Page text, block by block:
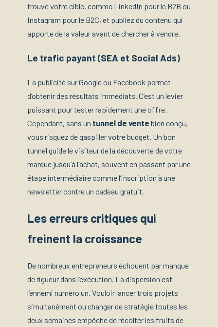
trouve votre cible, comme LinkedIn pour le B2B ou
Instagram pour le B2C, et publiez du contenu qui
apporte de la valeur avant de chercher à vendre.
Le trafic payant (SEA et Social Ads)
La publicité sur Google ou Facebook permet
d’obtenir des résultats immédiats. C’est un levier
puissant pour tester rapidement une offre.
Cependant, sans un tunnel de vente bien conçu,
vous risquez de gaspiller votre budget. Un bon
tunnel guide le visiteur de la découverte de votre
marque jusqu’à l’achat, souvent en passant par une
étape intermédiaire comme l’inscription à une
newsletter contre un cadeau gratuit.
Les erreurs critiques qui
freinent la croissance
De nombreux entrepreneurs échouent par manque
de rigueur dans l’exécution. La dispersion est
l’ennemi numéro un. Vouloir lancer trois projets
simultanément ou changer de stratégie toutes les
deux semaines empêche de récolter les fruits de